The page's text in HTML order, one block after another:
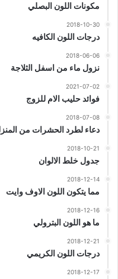
مكونات اللون البصلي
2018-10-30
درجات اللون الكافيه
2018-06-06
نزول ماء من اسفل الثلاجة
2021-07-02
فوائد حليب الام للزوج
2018-07-08
دعاء لطرد الحشرات من
2018-10-21
جدول خلط الالوان
2018-12-14
مما يتكون اللون الاوف وايت
2018-12-16
ما هو اللون البترولي
2018-12-21
درجات اللون الكريمي
2018-12-17